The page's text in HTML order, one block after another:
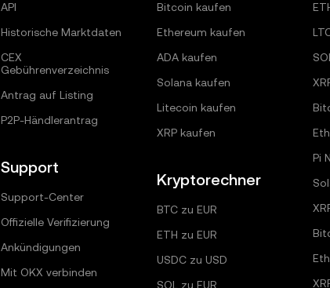
API
Historische Marktdaten
CEX
Gebührenverzeichnis
Antrag auf Listing
P2P-Händlerantrag
Support
Support-Center
Offizielle Verifizierung
Ankündigungen
Mit OKX verbinden
Bitcoin kaufen
Ethereum kaufen
ADA kaufen
Solana kaufen
Litecoin kaufen
XRP kaufen
Kryptorechner
BTC zu EUR
ETH zu EUR
USDC zu USD
SOL zu EUR
Pi